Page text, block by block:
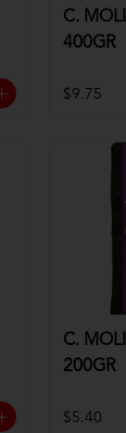
C.
400GR
$9.75
C.
200GR
$5.40